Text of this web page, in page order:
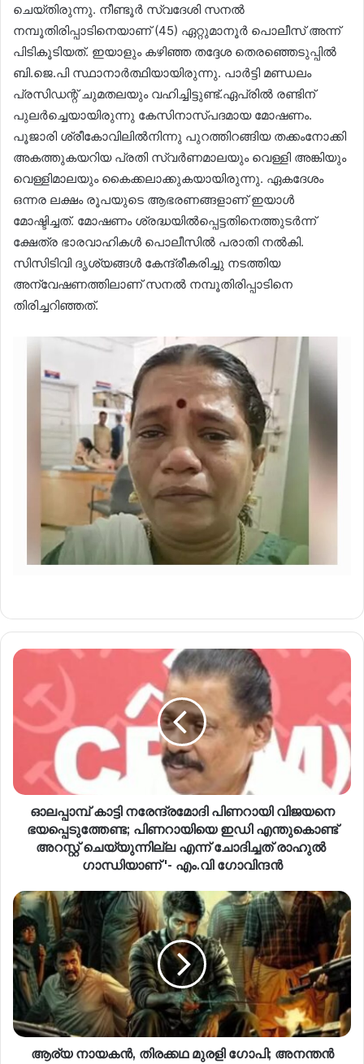
ചെയ്തിരുന്നു. നീണ്ടൂർ സ്വദേശി സനൽ
നമ്പൂതിരിപ്പാടിനെയാണ് (45) ഏറ്റുമാനൂർ പൊലീസ് അന്ന്
പിടികൂടിയത്. ഇയാളും കഴിഞ്ഞ തദ്ദേശ തെരഞ്ഞെടുപ്പിൽ
ബി.ജെ.പി സ്ഥാനാർത്ഥിയായിരുന്നു. പാർട്ടി മണ്ഡലം
പ്രസിഡന്റ് ചുമതലയും വഹിച്ചിട്ടുണ്ട്.ഏപ്രിൽ രണ്ടിന്
പുലർച്ചെയായിരുന്നു കേസിനാസ്പദമായ മോഷണം.
പൂജാരി ശ്രീകോവിലിൽനിന്നു പുറത്തിറങ്ങിയ തക്കംനോക്കി
അകത്തുകയറിയ പ്രതി സ്വർണമാലയും വെള്ളി അങ്കിയും
വെള്ളിമാലയും കൈക്കലാക്കുകയായിരുന്നു. ഏകദേശം
ഒന്നര ലക്ഷം രൂപയുടെ ആഭരണങ്ങളാണ് ഇയാൾ
മോഷ്ടിച്ചത്. മോഷണം ശ്രദ്ധയിൽപ്പെട്ടതിനെത്തുടർന്ന്
ക്ഷേത്ര ഭാരവാഹികൾ പൊലീസിൽ പരാതി നൽകി.
സിസിടിവി ദൃശ്യങ്ങൾ കേന്ദ്രീകരിച്ചു നടത്തിയ
അന്വേഷണത്തിലാണ് സനൽ നമ്പൂതിരിപ്പാടിനെ
തിരിച്ചറിഞ്ഞത്.
ഓലപ്പാമ്പ് കാട്ടി നരേന്ദ്രമോദി പിണറായി വിജയനെ
ഭയപ്പെടുത്തേണ്ട; പിണറായിയെ ഇഡി എന്തുകൊണ്ട്
അറസ്റ്റ് ചെയ്യുന്നില്ല എന്ന് ചോദിച്ചത് രാ​ഹുൽ ​
ഗാന്ധിയാണ് '- എം.വി ​ഗോവിന്ദൻ
ആര്യ നായകന്‍, തിരക്കഥ മുരളി ഗോപി; അനന്തന്‍